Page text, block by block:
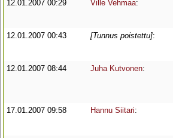
12.01.2007 00:29
Ville Vehmaa:
12.01.2007 00:43
[Tunnus poistettu]:
12.01.2007 08:44
Juha Kutvonen:
17.01.2007 09:58
Hannu Siitari: